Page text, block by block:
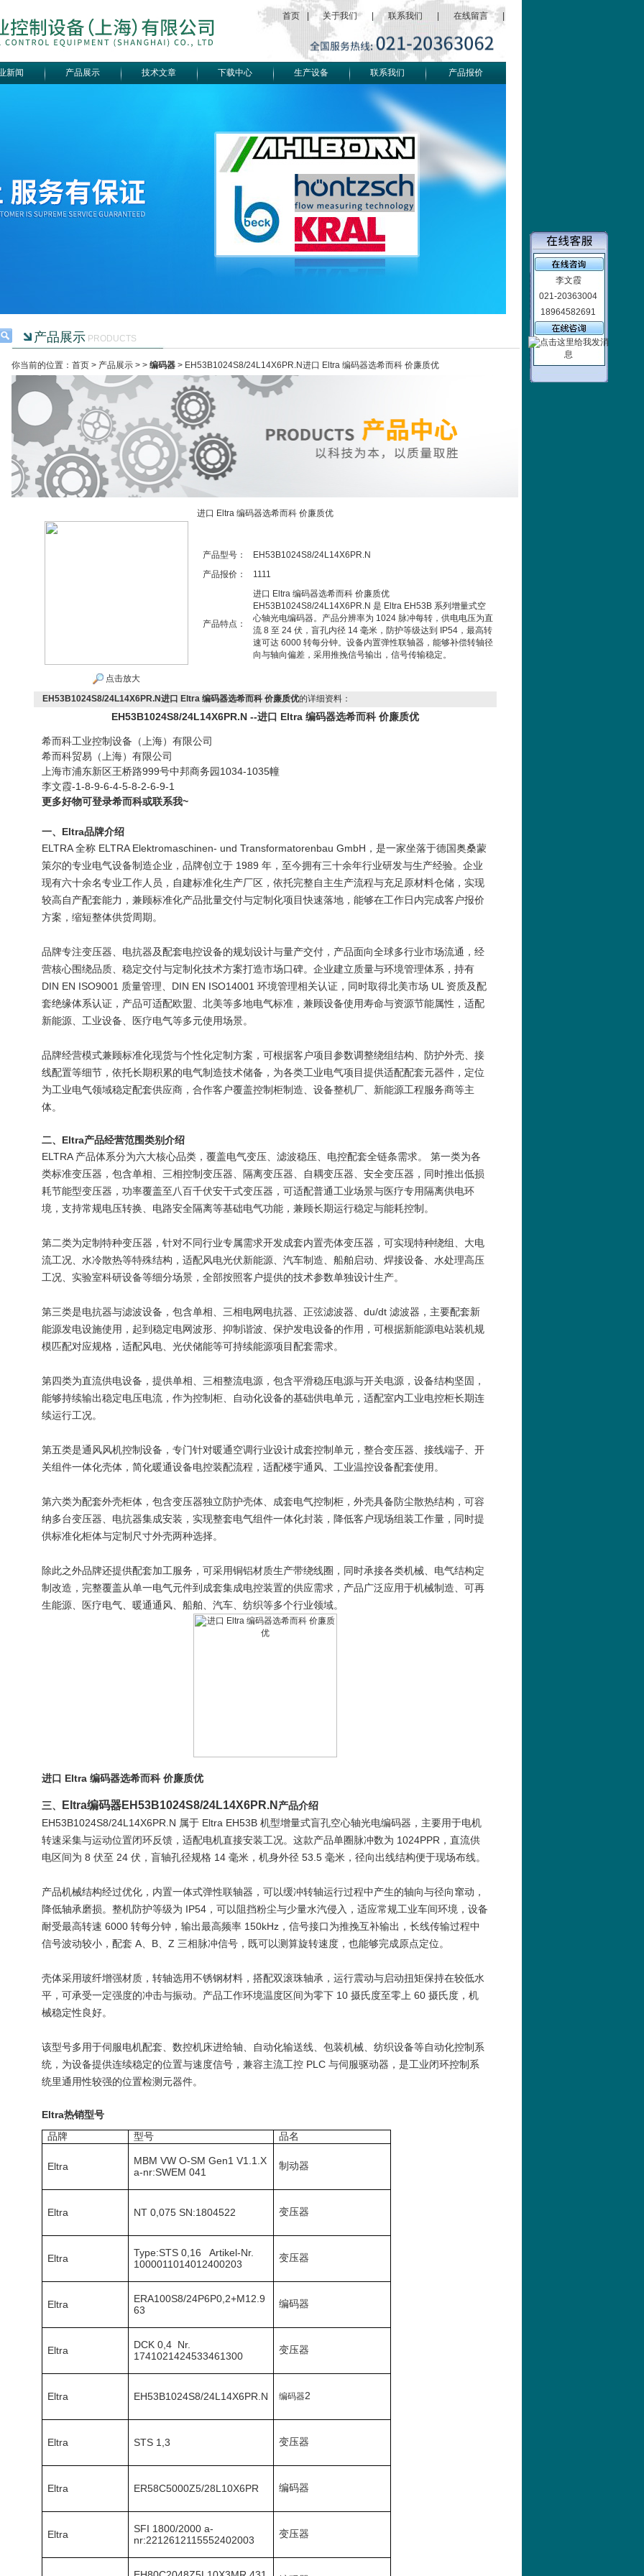
首页 关于我们 联系我们 在线留言
新闻 产品展示 技术文章 下载中心 生产设备 联系我们 产品报价
产品展示PRODUCTS
你当前的位置：首页 > 产品展示> > 编码器> EH53B1024S8/24L14X6PR.N进口 Eltra 编码器选希而科 价廉质优
进口 Eltra 编码器选希而科 价廉质优
点击放大
产品型号：
EH53B1024S8/24L14X6PR.N
产品报价：
1111
产品特点：
进口 Eltra 编码器选希而科 价廉质优
EH53B1024S8/24L14X6PR.N 是 Eltra EH53B 系列增量式空
心轴光电编码器。产品分辨率为 1024 脉冲每转，供电电压为直
流 8 至 24 伏，盲孔内径 14 毫米，防护等级达到 IP54，最高转
速可达 6000 转每分钟。设备内置弹性联轴器，能够补偿转轴径
向与轴向偏差，采用推挽信号输出，信号传输稳定。
EH53B1024S8/24L14X6PR.N进口 Eltra 编码器选希而科 价廉质优的详细资料：
EH53B1024S8/24L14X6PR.N --进口 Eltra 编码器选希而科 价廉质优
希而科工业控制设备（上海）有限公司
希而科贸易（上海）有限公司
上海市浦东新区王桥路999号中邦商务园 1034-1035幢
李文霞-1-8-9-6-4-5-8-2-6-9-1
更多好物可登录希而科或联系我~
一、 Eltra品牌介绍
ELTRA 全称 ELTRA Elektromaschinen- und Transformatorenbau GmbH，是一家坐落于德国奥桑蒙
策尔的专业电气设备制造企业，品牌创立于 1989 年，至今拥有三十余年行业研发与生产经验。企业
现有六十余名专业工作人员，自建标准化生产厂区，依托完整自主生产流程与充足原材料仓储，实现
较高自产配套能力，兼顾标准化产品批量交付与定制化项目快速落地，能够在工作日内完成客户报价
方案，缩短整体供货周期。
品牌专注变压器、电抗器及配套电控设备的规划设计与量产交付，产品面向全球多行业市场流通，经
营核心围绕品质、稳定交付与定制化技术方案打造市场口碑。企业建立质量与环境管理体系，持有
DIN EN ISO9001 质量管理、DIN EN ISO14001 环境管理相关认证，同时取得北美市场 UL 资质及配
套绝缘体系认证，产品可适配欧盟、北美等多地电气标准，兼顾设备使用寿命与资源节能属性，适配
新能源、工业设备、医疗电气等多元使用场景。
品牌经营模式兼顾标准化现货与个性化定制方案，可根据客户项目参数调整绕组结构、防护外壳、接
线配置等细节，依托长期积累的电气制造技术储备，为各类工业电气项目提供适配配套元器件，定位
为工业电气领域稳定配套供应商，合作客户覆盖控制柜制造、设备整机厂、新能源工程服务商等主
体。
二、 Eltra产品经营范围类别介绍
ELTRA 产品体系分为六大核心品类，覆盖电气变压、滤波稳压、电控配套全链条需求。 第一类为各
类标准变压器，包含单相、三相控制变压器、隔离变压器、自耦变压器、安全变压器，同时推出低损
耗节能型变压器，功率覆盖至八百千伏安干式变压器，可适配普通工业场景与医疗专用隔离供电环
境，支持常规电压转换、电路安全隔离等基础电气功能，兼顾长期运行稳定与能耗控制。
第二类为定制特种变压器，针对不同行业专属需求开发成套内置壳体变压器，可实现特种绕组、大电
流工况、水冷散热等特殊结构，适配风电光伏新能源、汽车制造、船舶启动、焊接设备、水处理高压
工况、实验室科研设备等细分场景，全部按照客户提供的技术参数单独设计生产。
第三类是电抗器与滤波设备，包含单相、三相电网电抗器、正弦滤波器、du/dt 滤波器，主要配套新
能源发电设施使用，起到稳定电网波形、抑制谐波、保护发电设备的作用，可根据新能源电站装机规
模匹配对应规格，适配风电、光伏储能等可持续能源项目配套需求。
第四类为直流供电设备，提供单相、三相整流电源，包含平滑稳压电源与开关电源，设备结构坚固，
能够持续输出稳定电压电流，作为控制柜、自动化设备的基础供电单元，适配室内工业电控柜长期连
续运行工况。
第五类是通风风机控制设备，专门针对暖通空调行业设计成套控制单元，整合变压器、接线端子、开
关组件一体化壳体，简化暖通设备电控装配流程，适配楼宇通风、工业温控设备配套使用。
第六类为配套外壳柜体，包含变压器独立防护壳体、成套电气控制柜，外壳具备防尘散热结构，可容
纳多台变压器、电抗器集成安装，实现整套电气组件一体化封装，降低客户现场组装工作量，同时提
供标准化柜体与定制尺寸外壳两种选择。
除此之外品牌还提供配套加工服务，可采用铜铝材质生产带绕线圈，同时承接各类机械、电气结构定
制改造，完整覆盖从单一电气元件到成套集成电控装置的供应需求，产品广泛应用于机械制造、可再
生能源、医疗电气、暖通通风、船舶、汽车、纺织等多个行业领域。
进口 Eltra 编码器选希而科 价廉质优
三、 Eltra编码器EH53B1024S8/24L14X6PR.N 产品介绍
EH53B1024S8/24L14X6PR.N 属于 Eltra EH53B 机型增量式盲孔空心轴光电编码器，主要用于电机
转速采集与运动位置闭环反馈，适配电机直接安装工况。这款产品单圈脉冲数为 1024PPR，直流供
电区间为 8 伏至 24 伏，盲轴孔径规格 14 毫米，机身外径 53.5 毫米，径向出线结构便于现场布线。
产品机械结构经过优化，内置一体式弹性联轴器，可以缓冲转轴运行过程中产生的轴向与径向窜动，
降低轴承磨损。整机防护等级为 IP54，可以阻挡粉尘与少量水汽侵入，适应常规工业车间环境，设备
耐受最高转速 6000 转每分钟，输出最高频率 150kHz，信号接口为推挽互补输出，长线传输过程中
信号波动较小，配套 A、B、Z 三相脉冲信号，既可以测算旋转速度，也能够完成原点定位。
壳体采用玻纤增强材质，转轴选用不锈钢材料，搭配双滚珠轴承，运行震动与启动扭矩保持在较低水
平，可承受一定强度的冲击与振动。产品工作环境温度区间为零下 10 摄氏度至零上 60 摄氏度，机
械稳定性良好。
该型号多用于伺服电机配套、数控机床进给轴、自动化输送线、包装机械、纺织设备等自动化控制系
统，为设备提供连续稳定的位置与速度信号，兼容主流工控 PLC 与伺服驱动器，是工业闭环控制系
统里通用性较强的位置检测元器件。
Eltra热销型号
品牌
型号 品名
Eltra
MBM VW O-SM Gen1 V1.1.X
a-nr:SWEM 041
制动器
Eltra NT 0,075 SN:1804522 变压器
Eltra
Type:STS 0,16 Artikel-Nr.
1000011014012400203
变压器
Eltra
ERA100S8/24P6P0,2+M12.9
63
编码器
Eltra
DCK 0,4 Nr.
1741021424533461300
变压器
Eltra EH53B1024S8/24L14X6PR.N 编码器2
Eltra STS 1,3 变压器
Eltra ER58C5000Z5/28L10X6PR 编码器
Eltra
SFI 1800/2000 a-
nr:2212612115552402003
变压器
李文霞
021-20363004
18964582691